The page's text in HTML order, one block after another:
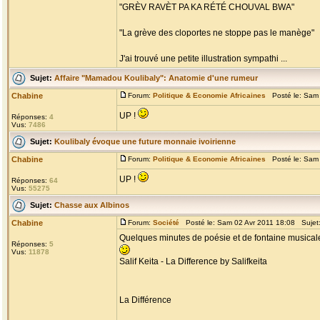
"GRÈV RAVÈT PA KA RÉTÉ CHOUVAL BWA"
"La grève des cloportes ne stoppe pas le manège"
J'ai trouvé une petite illustration sympathi ...
Sujet: Affaire "Mamadou Koulibaly": Anatomie d'une rumeur
Chabine
Réponses: 4
Vus: 7486
Forum: Politique & Economie Africaines Posté le:
UP !
Sujet: Koulibaly évoque une future monnaie ivoirienne
Chabine
Réponses: 64
Vus: 55275
Forum: Politique & Economie Africaines Posté le:
UP !
Sujet: Chasse aux Albinos
Chabine
Réponses: 5
Vus: 11878
Forum: Société Posté le: Sam 02 Avr 2011 18:08
Quelques minutes de poésie et de fontaine
Salif Keita - La Difference by Salifkeita
La Différence